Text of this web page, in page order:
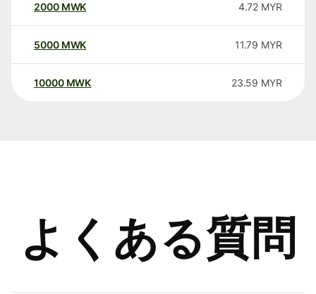
2000 MWK 4.72 MYR
5000 MWK 11.79 MYR
10000 MWK 23.59 MYR
よくある質問